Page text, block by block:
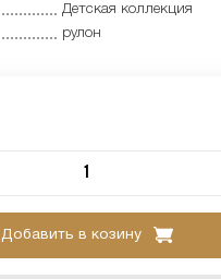
Детская коллекция
рулон
Добавить в козину